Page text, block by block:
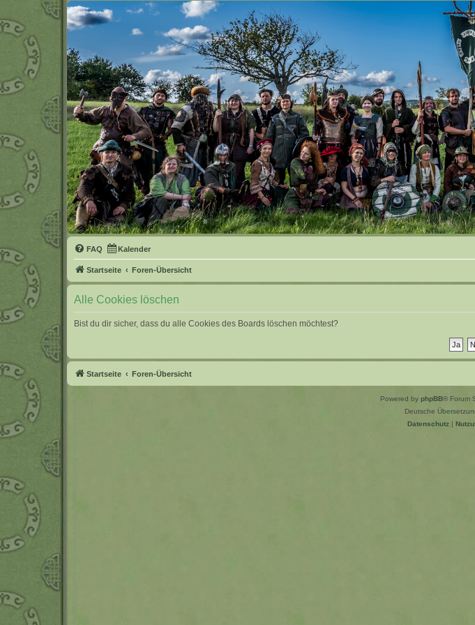
FAQ Kalender
Startseite Foren-Übersicht
Alle Cookies löschen
Bist du dir sicher, dass du alle Cookies des Boards löschen möchtest?
Startseite Foren-Übersicht
Powered by phpBB® Forum
Deutsche
Datenschutz|